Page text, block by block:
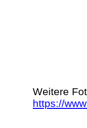
Weitere
https://